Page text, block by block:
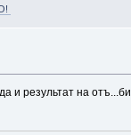
и результат на